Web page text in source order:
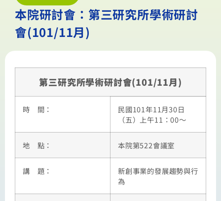
本院研討會：第三研究所學術研討
會(101/11月)
第三研究所學術研討會(101/11月)
時 間：
民國101年11月30日
（五）上午11：00～
地 點： 本院第522會議室
講 題：
新創事業的發展趨勢與行
為